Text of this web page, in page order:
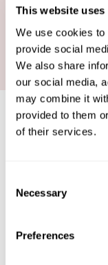
This website uses
We use cookies
provide social
We also share
our social media,
may combine it
provided to them
of their services.
Selection
Necessary
Preferences
Tiempo
DATA-
your